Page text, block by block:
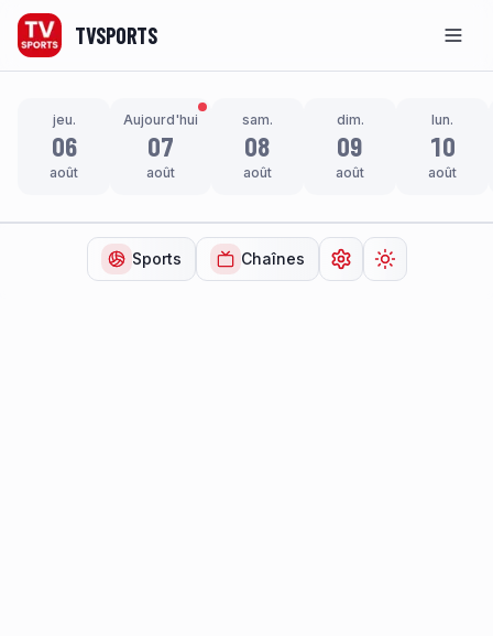
TVSPORTS
jeu.
06
août
Aujourd'hui
07
août
sam.
08
août
dim.
09
août
lun.
10
août
Sports Chaînes Ouvrir lesChanger de